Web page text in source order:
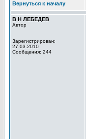
Вернуться к началу
В Н ЛЕБЕДЕВ
Автор
Зарегистрирован:
27.03.2010
Сообщения: 244